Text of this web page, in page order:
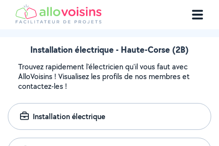
Installation électrique - Haute-Corse (2B)
Trouvez rapidement l'électricien qu'il vous faut avec
AlloVoisins ! Visualisez les profils de nos membres et
contactez-les !
Installation électrique